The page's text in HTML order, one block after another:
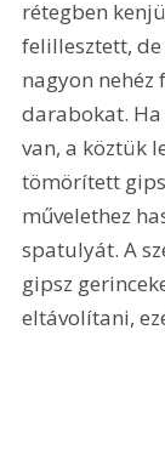
rétegben
felillesztett,
nagyon nehéz
darabokat.
van, a köztük
tömörített
művelethez
spatulyát. A
gipsz
eltávolítani,